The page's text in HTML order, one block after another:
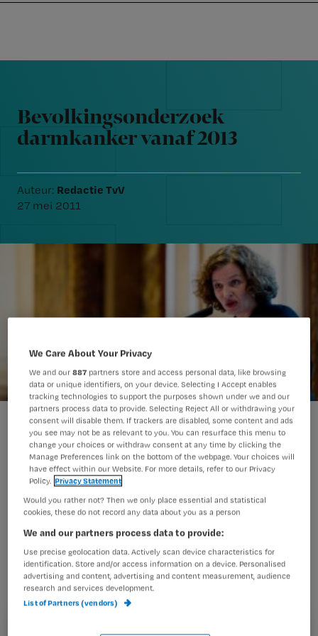
navigation
content
Nursing
schippers
Bevolkingsonderzoek
darmkanker vanaf 2013
Auteur: Redactie TvV
27 mei 2011
Minister Schippers van
Volksgezondheid gaat het
bevolkingsonderzoek naar darmkanker
invoeren. Vanaf 2013 wordt het
bevolkingsonderzoek stapsgewijs
ingevoerd.
We Care About Your Privacy
We and our887 partners store and access personal data, like browsing
data or unique identifiers, on your device. Selecting I Accept enables
tracking technologies to support the purposes shown under we and our
partners process data to provide. Selecting Reject All or withdrawing your
consent will disable them. If trackers are disabled, some content and ads
you see may not be as relevant to you. You can resurface this menu to
change your choices or withdraw consent at any time by clicking the
Manage Preferences link on the bottom of the webpage. Your choices will
have effect within our Website. For more details, refer to our Privacy
Policy. Privacy Statement
Would you rather not? Then we only place essential and statistical
cookies, these do not record any data about you as a person
We and our partners process data to provide:
Use precise geolocation data. Actively scan device characteristics for
identification. Store and/or access information on a device. Personalised
advertising and content, advertising and content measurement, audience
research and services development.
List of Partners (vendors)